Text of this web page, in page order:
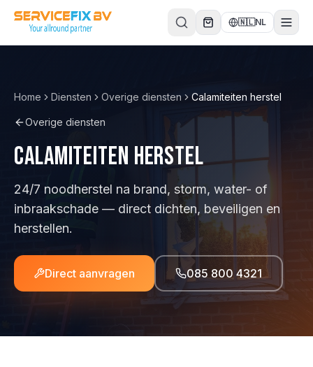
Direct naar inhoud
🇳🇱NL
Home Diensten Overige diensten Calamiteiten herstel
Overige diensten
Calamiteiten herstel
24/7 noodherstel na brand, storm, water- of
inbraakschade — direct dichten, beveiligen en
herstellen.
Direct aanvragen 085 800 4321